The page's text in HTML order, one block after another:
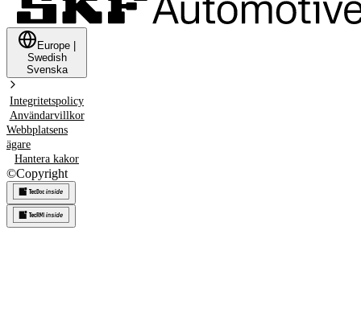
Europe
Swedish
Svenska
Integritetspolicy
Användarvillkor
Webbplatsens
ägare
Hantera kakor
©Copyright